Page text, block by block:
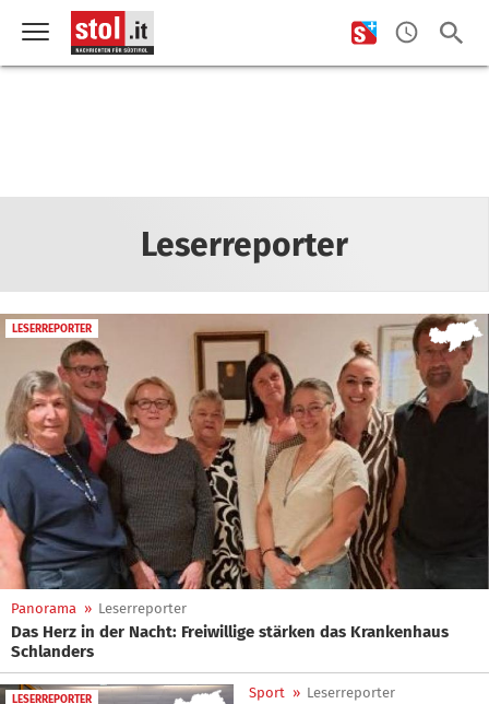
Leserreporter
LESERREPORTER
Panorama » Leserreporter
Das Herz in der Nacht: Freiwillige stärken das Krankenhaus
Schlanders
LESERREPORTER Sport » Leserreporter